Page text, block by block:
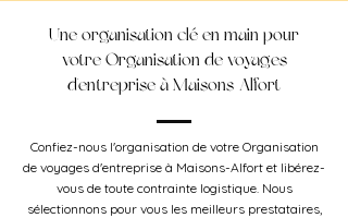
Une organisation clé en main pour
votre Organisation de voyages
d'entreprise à Maisons-Alfort
Confiez-nous l'organisation de votre Organisation
de voyages d'entreprise à Maisons-Alfort et libérez-
vous de toute contrainte logistique. Nous
sélectionnons pour vous les meilleurs prestataires,